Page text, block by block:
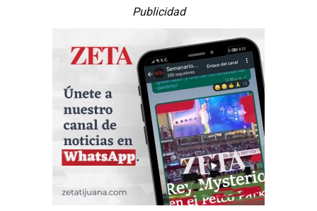
Publicidad